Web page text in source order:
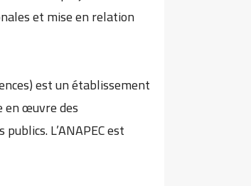
et mise en relation
est un établissement
en œuvre des
L’ANAPEC est